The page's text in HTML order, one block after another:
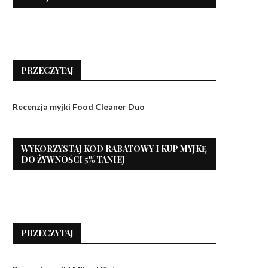
PRZECZYTAJ
Recenzja myjki Food Cleaner Duo
WYKORZYSTAJ KOD RABATOWY I KUP MYJKĘ
DO ŻYWNOŚCI 5% TANIEJ
PRZECZYTAJ